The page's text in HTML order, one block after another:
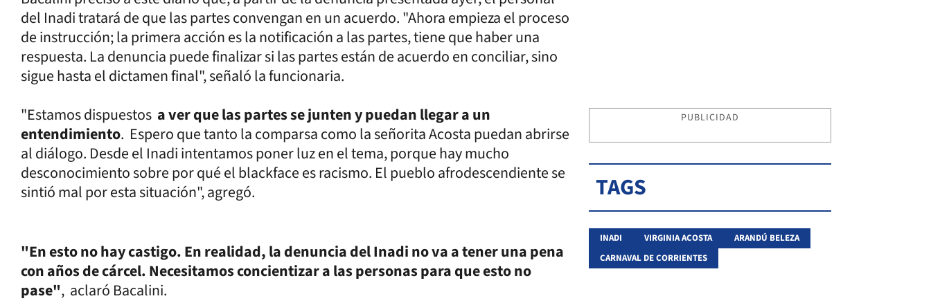
del Inadi tratará de que las partes convengan en un acuerdo. "Ahora empieza el proceso
de instrucción; la primera acción es la notificación a las partes, tiene que haber una
respuesta. La denuncia puede finalizar si las partes están de acuerdo en conciliar, sino
sigue hasta el dictamen final", señaló la funcionaria.
"Estamos dispuestos a ver que las partes se junten y puedan llegar a un
entendimiento. Espero que tanto la comparsa como la señorita Acosta puedan abrirse
al diálogo. Desde el Inadi intentamos poner luz en el tema, porque hay mucho
desconocimiento sobre por qué el blackface es racismo. El pueblo afrodescendiente se
sintió mal por esta situación", agregó.
"En esto no hay castigo. En realidad, la denuncia del Inadi no va a tener una pena
con años de cárcel. Necesitamos concientizar a las personas para que esto no
pase", aclaró Bacalini.
PUBLICIDAD
TAGS
INADI VIRGINIA ACOSTA
ARANDÚ BELEZA
CARNAVAL DE CORRIENTES